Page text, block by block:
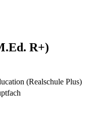
R+)
(Realschule Plus)